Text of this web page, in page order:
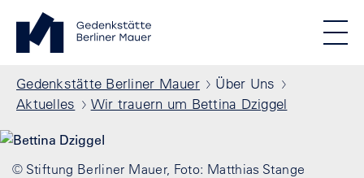
Direkt zum Inhalt
Standortmenu
Show locations
STIFTUNG BERLINER MAUER
Alle Standorte
Gedenkstätte Berliner Mauer Startseite
Pfadnavigation
Gedenkstätte Berliner Mauer
Über Uns
Aktuelles
Wir trauern um Bettina Dziggel
© Stiftung Berliner Mauer, Foto: Matthias Stange